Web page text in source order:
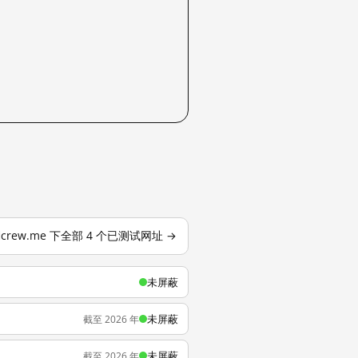
下全部 4 个已测试网址 →
未屏蔽
截至 2026 年 未屏蔽